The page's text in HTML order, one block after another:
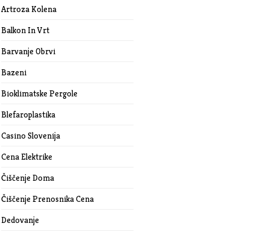
Artroza Kolena
Balkon In Vrt
Barvanje Obrvi
Bazeni
Bioklimatske Pergole
Blefaroplastika
Casino Slovenija
Cena Elektrike
Čiščenje Doma
Čiščenje Prenosnika Cena
Dedovanje